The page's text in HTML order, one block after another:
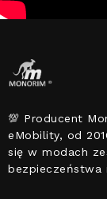
💯 Producent
eMobility, od
się w modach
bezpieczeństwa